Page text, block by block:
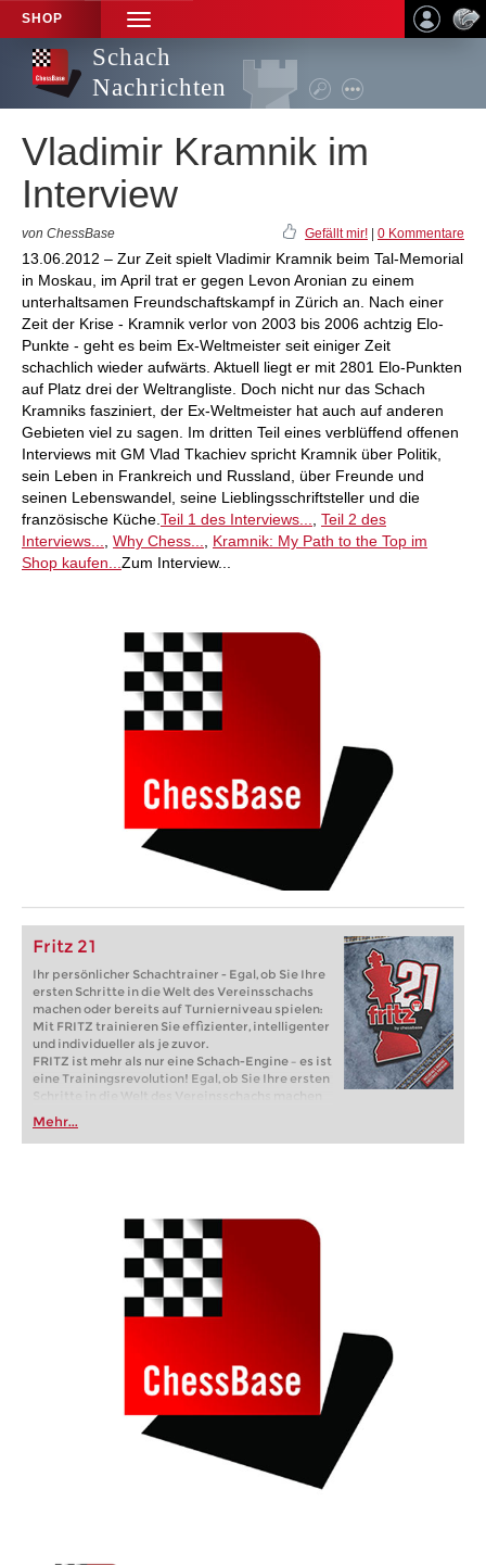
SHOP
TOGGLE
NAVIGATION
Schach
Nachrichten
Vladimir Kramnik im
Interview
von ChessBase Gefällt mir! 0 Kommentare
13.06.2012 – Zur Zeit spielt Vladimir Kramnik beim Tal-Memorial
in Moskau, im April trat er gegen Levon Aronian zu einem
unterhaltsamen Freundschaftskampf in Zürich an. Nach einer
Zeit der Krise - Kramnik verlor von 2003 bis 2006 achtzig Elo-
Punkte - geht es beim Ex-Weltmeister seit einiger Zeit
schachlich wieder aufwärts. Aktuell liegt er mit 2801 Elo-Punkten
auf Platz drei der Weltrangliste. Doch nicht nur das Schach
Kramniks fasziniert, der Ex-Weltmeister hat auch auf anderen
Gebieten viel zu sagen. Im dritten Teil eines verblüffend offenen
Interviews mit GM Vlad Tkachiev spricht Kramnik über Politik,
sein Leben in Frankreich und Russland, über Freunde und
seinen Lebenswandel, seine Lieblingsschriftsteller und die
französische Küche. Teil 1 des Interviews...
Teil 2 des
Interviews...
Why Chess...
Kramnik: My Path to the Top im
Shop kaufen... Zum Interview...
Fritz 21
Ihr persönlicher Schachtrainer - Egal, ob Sie Ihre
ersten Schritte in die Welt des Vereinsschachs
machen oder bereits auf Turnierniveau spielen:
Mit FRITZ trainieren Sie effizienter, intelligenter
und individueller als je zuvor.
FRITZ ist mehr als nur eine Schach-Engine – es ist
eine Trainingsrevolution! Egal, ob Sie Ihre ersten
Schritte in die Welt des Vereinsschachs machen
oder bereits auf Turnierniveau spielen: Mit
FRITZ trainieren Sie effizienter, intelligenter und
individueller als je zuvor.
Mehr...